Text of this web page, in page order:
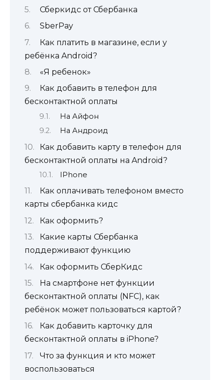
Сберкидс от Сбербанка
SberPay
Как платить в магазине, если у
ребёнка Android?
«Я ребенок»
Как добавить в телефон для
бесконтактной оплаты
На Айфон
На Андроид
Как добавить карту в телефон для
бесконтактной оплаты на Android?
IPhone
Как оплачивать телефоном вместо
карты сбербанка кидс
Как оформить?
Какие карты Сбербанка
поддерживают функцию
Как оформить СберКидс
На смартфоне нет функции
бесконтактной оплаты (NFC), как
ребёнок может пользоваться картой?
Как добавить карточку для
бесконтактной оплаты в iPhone?
Что за функция и кто может
воспользоваться